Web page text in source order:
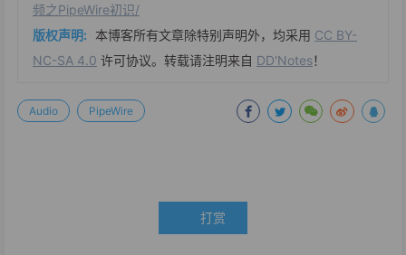
频之PipeWire初识/
版权声明: 本博客所有文章除特别声明外，均采用 CC BY-
NC-SA 4.0 许可协议。转载请注明来自 DD'Notes！
Audio PipeWire
打赏